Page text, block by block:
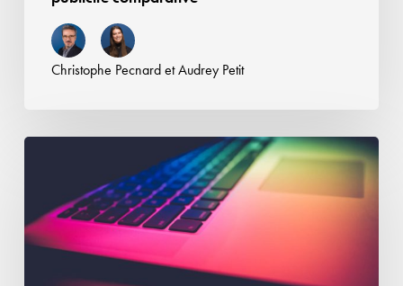
Christophe PecnardetAudrey Petit
proposition
de